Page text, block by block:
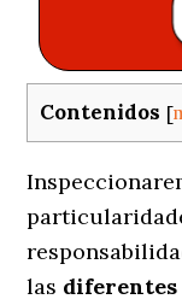
Contenidos [
las